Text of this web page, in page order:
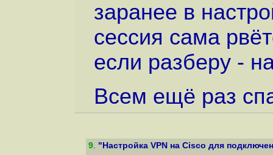
заранее в
сессия сама
если разберу -
Всем ещё раз
9. "Настройка VPN на Cisco для